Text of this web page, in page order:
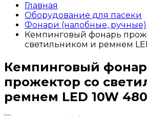
Главная
Оборудование для пасеки
Фонари (налобные, ручные)
Кемпинговый фонарь
светильником и ремнем
Кемпинговый
прожектор со
ремнем LED 10W